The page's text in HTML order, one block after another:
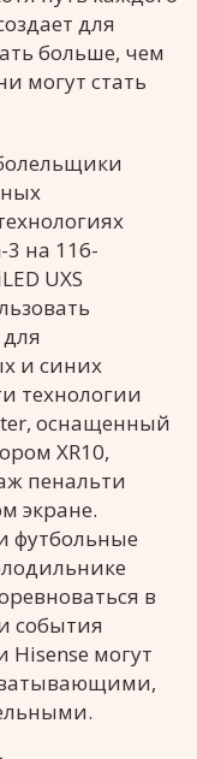
для
больше, чем
могут стать
3 на 116-
UXS
и синих
технологии
оснащенный
XR10,
пенальти
экране.
футбольные
в
события
Hisense могут